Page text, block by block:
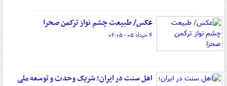
عکس/ طبیعت چشم نواز ترکمن صحرا
۴ خرداد ۰۵ - ۰۶:۰۵
اهل سنت در ایران؛ شریک وحدت و توسعه ملی